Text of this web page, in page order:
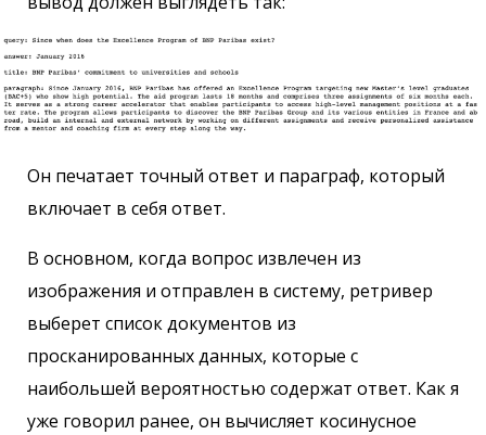
Он печатает точный ответ и параграф, который
включает в себя ответ.
В основном, когда вопрос извлечен из
изображения и отправлен в систему, ретривер
выберет список документов из
просканированных данных, которые с
наибольшей вероятностью содержат ответ. Как я
уже говорил ранее, он вычисляет косинусное